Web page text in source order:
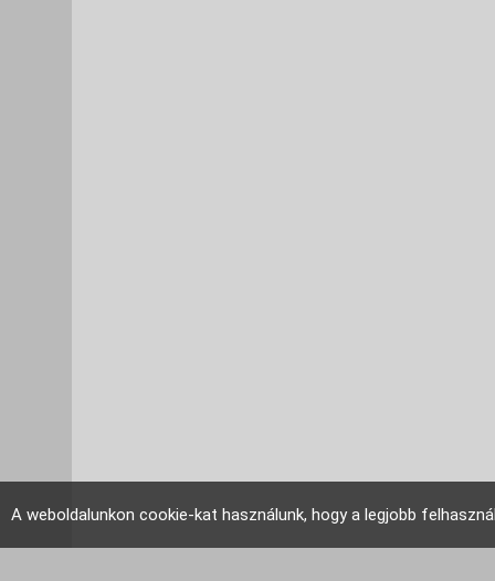
A weboldalunkon cookie-kat használunk, hogy a legjobb